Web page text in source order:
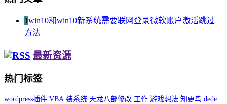
1win10和win10新系统需要联网登录微软账户激活跳过
方法
最新资源
热门标签
wordpress插件 VBA 装系统 天龙八部修改 工作 游戏想法 知更鸟 dede